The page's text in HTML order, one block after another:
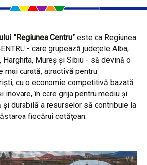
”Regiunea Centru”este ca Regiunea
- care grupează județele Alba,
Harghita, Mureș și Sibiu - să devină o
mai curată, atractivă pentru
cu o economie competitivă bazată
inovare, în care grija pentru mediu și
și durabilă a resurselor să contribuie la
fiecărui cetățean.